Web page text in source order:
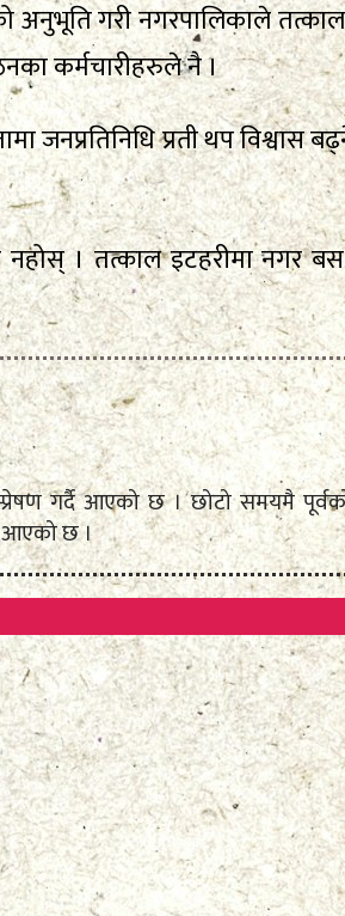
अनुभूति गरी नगरपालिकाले
कर्मचारीहरुले नै ।
प्रती थप विश्वास
नहोस् । तत्काल इटहरीमा नगर
गर्दै आएको छ । छोटो समयमै
आएको छ ।